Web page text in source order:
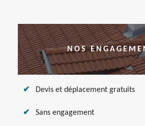
NOS
Devis et déplacement gratuits
Sans engagement